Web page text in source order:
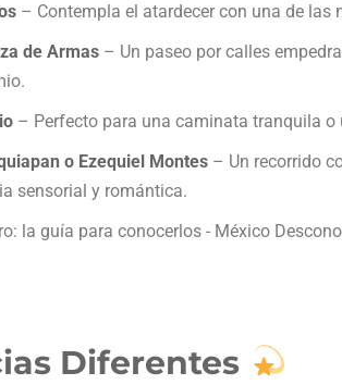
– Contempla el atardecer con una de las
de Armas – Un paseo por calles
– Perfecto para una caminata tranquila o
o Ezequiel Montes – Un recorrido
sensorial y romántica.
Diferentes